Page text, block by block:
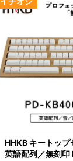
■天候不良による配
返礼品の配送にお
ご迷惑をおかけし
なお、出荷後の配
HHKB キートップ
英語配列／無刻